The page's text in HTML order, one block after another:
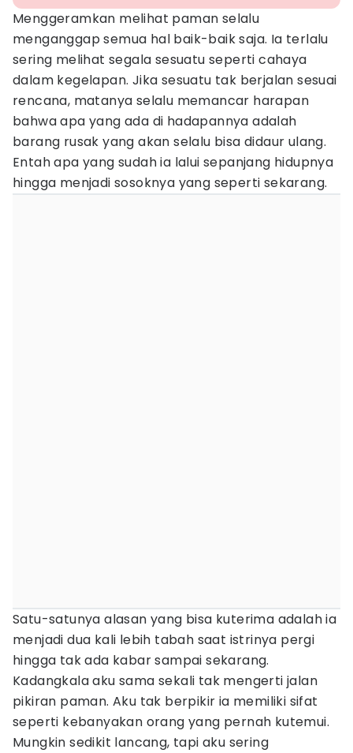
Menggeramkan melihat paman selalu
menganggap semua hal baik-baik saja. Ia terlalu
sering melihat segala sesuatu seperti cahaya
dalam kegelapan. Jika sesuatu tak berjalan sesuai
rencana, matanya selalu memancar harapan
bahwa apa yang ada di hadapannya adalah
barang rusak yang akan selalu bisa didaur ulang.
Entah apa yang sudah ia lalui sepanjang hidupnya
hingga menjadi sosoknya yang seperti sekarang.
Satu-satunya alasan yang bisa kuterima adalah ia
menjadi dua kali lebih tabah saat istrinya pergi
hingga tak ada kabar sampai sekarang.
Kadangkala aku sama sekali tak mengerti jalan
pikiran paman. Aku tak berpikir ia memiliki sifat
seperti kebanyakan orang yang pernah kutemui.
Mungkin sedikit lancang, tapi aku sering